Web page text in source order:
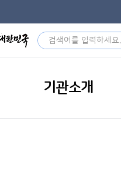
기관소개